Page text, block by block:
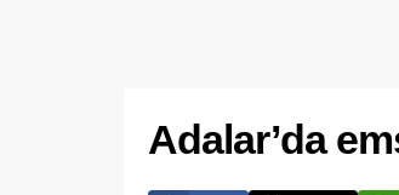
Adalar’da